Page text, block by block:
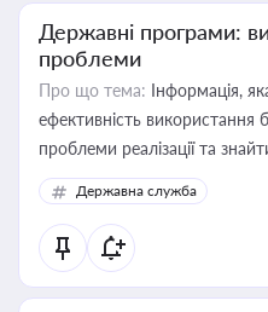
Державні програми:
проблеми
Про що тема: Інформація,
ефективність
проблеми реалізації та
Державна служба